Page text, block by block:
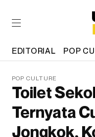
EDITORIAL POP
POP CULTURE
Toilet
Ternyata
Jongkok,